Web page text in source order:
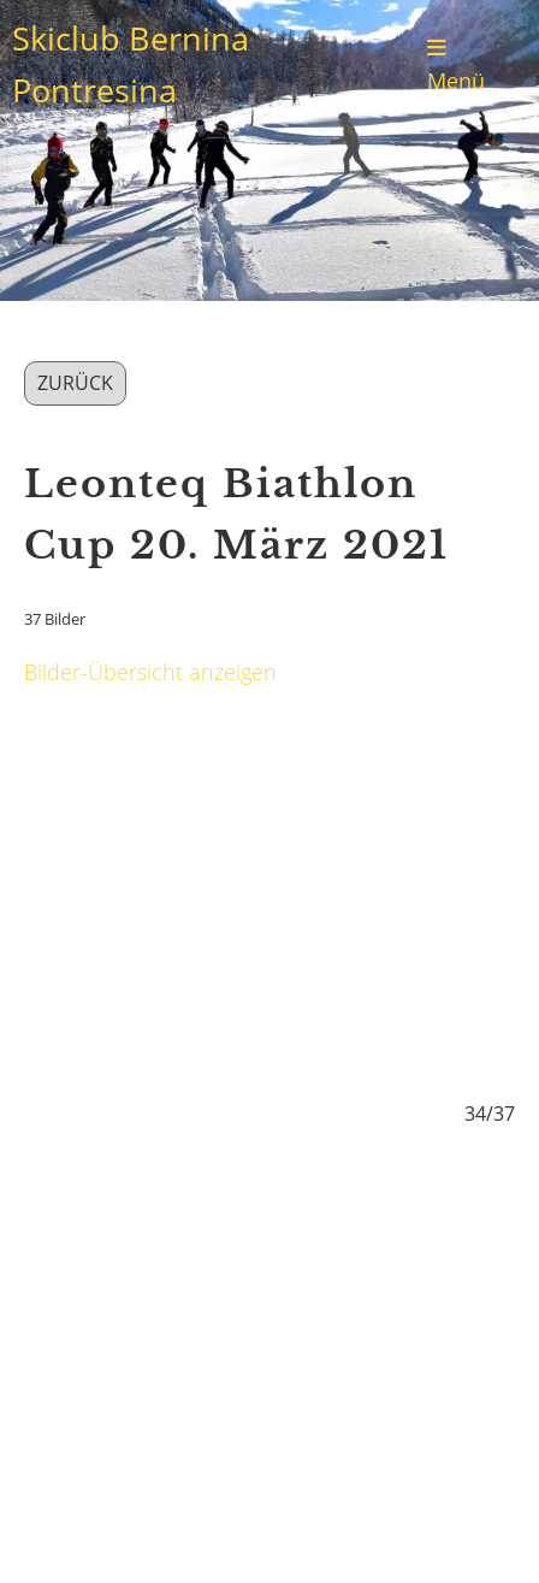
Skiclub Bernina
Pontresina
Menü
ZURÜCK
Leonteq Biathlon
Cup 20. März 2021
37 Bilder
Bilder-Übersicht anzeigen
34/37